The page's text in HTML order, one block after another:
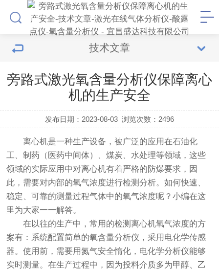
技术文章
旁路式激光氧含量分析仪保障离心
机的生产安全
发布日期：2023-08-03 浏览次数： 2496
离心机是一种生产设备，被广泛的应用在石油化
工、制药（医药中间体）、煤炭、水处理等领域，这些
领域的实际应用中对离心机有着严格的防爆要求，因
此，需要对内部的氧气浓度进行检测分析。如何快速、
稳定、可靠的测量过程气体中的氧气浓度呢？小编在这
里为大家一一解答。
在以往的生产中，常用的检测离心机氧气浓度的方
案有：系统配置简单的氧含量分析仪，采用电化学传感
器。使用前，需要用氮气安全惰化，电化学分析仪能够
实时测量。在生产过程中，因为投料介质多为甲醇、乙